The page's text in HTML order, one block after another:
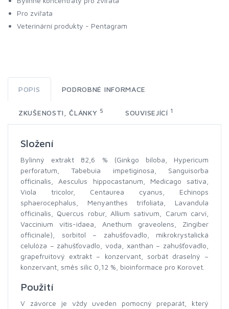
Pro zvířata
Veterinární produkty - Pentagram
POPIS PODROBNÉ INFORMACE
ZKUŠENOSTI, ČLÁNKY 5 SOUVISEJÍCÍ 1
Složení
Bylinný extrakt 82,6 % (Ginkgo biloba, Hypericum
perforatum, Tabebuia impetiginosa, Sanguisorba
officinalis, Aesculus hippocastanum, Medicago sativa,
Viola tricolor, Centaurea cyanus, Echinops
sphaerocephalus, Menyanthes trifoliata, Lavandula
officinalis, Quercus robur, Allium sativum, Carum carvi,
Vaccinium vitis-idaea, Anethum graveolens, Zingiber
officinale), sorbitol – zahušťovadlo, mikrokrystalická
celulóza – zahušťovadlo, voda, xanthan – zahušťovadlo,
grapefruitový extrakt – konzervant, sorbát draselný –
konzervant, směs silic 0,12 %, bioinformace pro Korovet.
Použití
V závorce je vždy uveden pomocný preparát, který